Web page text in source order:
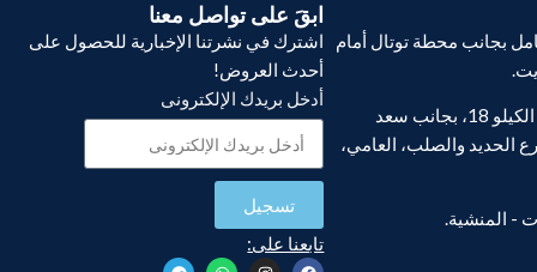
بجانب محطة توتال أمام
فرع أبو يوسف، الكيلو 18، بجانب سعد
الحديد والصلب، العامي،
ابقَ على تواصل معنا
اشترك في نشرتنا الإخبارية للحصول على
أحدث العروض!
أدخل بريدك الإلكترونى
تسجيل
تابعنا على: